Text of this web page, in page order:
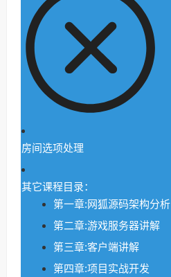
房间选项处理
其它课程目录：
第一章:网狐源码架构分析
第二章:游戏服务器讲解
第三章:客户端讲解
第四章:项目实战开发